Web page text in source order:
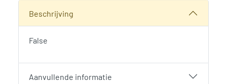
Beschrijving
False
Aanvullende informatie